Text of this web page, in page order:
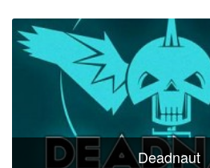
Deadnaut